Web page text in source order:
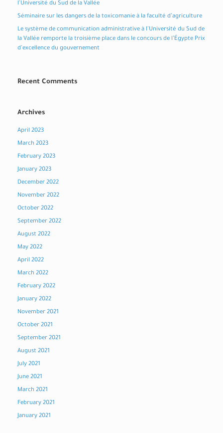
l’Université du Sud de la Vallée
Séminaire sur les dangers de la toxicomanie à la faculté d’agriculture
Le système de communication administrative à l’Université du Sud de
la Vallée remporte la troisième place dans le concours de l’Égypte Prix
d’excellence du gouvernement
Recent Comments
Archives
April 2023
March 2023
February 2023
January 2023
December 2022
November 2022
October 2022
September 2022
August 2022
May 2022
April 2022
March 2022
February 2022
January 2022
November 2021
October 2021
September 2021
August 2021
July 2021
June 2021
March 2021
February 2021
January 2021